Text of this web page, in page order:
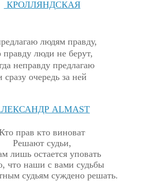
КРОЛЛЯНДСКАЯ
людям правду,
правду люди не берут,
неправду предлагаю
сразу очередь за ней
ALMAST
прав кто виноват
Решают судьи,
лишь остается уповать
что наши с вами судьбы
судьям суждено решать.